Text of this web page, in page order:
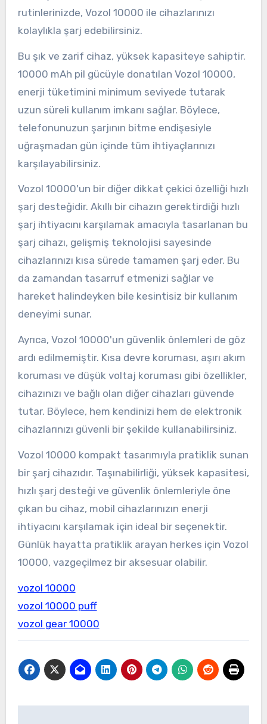
rutinlerinizde, Vozol 10000 ile cihazlarınızı
kolaylıkla şarj edebilirsiniz.
Bu şık ve zarif cihaz, yüksek kapasiteye sahiptir.
10000 mAh pil gücüyle donatılan Vozol 10000,
enerji tüketimini minimum seviyede tutarak
uzun süreli kullanım imkanı sağlar. Böylece,
telefonunuzun şarjının bitme endişesiyle
uğraşmadan gün içinde tüm ihtiyaçlarınızı
karşılayabilirsiniz.
Vozol 10000'un bir diğer dikkat çekici özelliği hızlı
şarj desteğidir. Akıllı bir cihazın gerektirdiği hızlı
şarj ihtiyacını karşılamak amacıyla tasarlanan bu
şarj cihazı, gelişmiş teknolojisi sayesinde
cihazlarınızı kısa sürede tamamen şarj eder. Bu
da zamandan tasarruf etmenizi sağlar ve
hareket halindeyken bile kesintisiz bir kullanım
deneyimi sunar.
Ayrıca, Vozol 10000'un güvenlik önlemleri de göz
ardı edilmemiştir. Kısa devre koruması, aşırı akım
koruması ve düşük voltaj koruması gibi özellikler,
cihazınızı ve bağlı olan diğer cihazları güvende
tutar. Böylece, hem kendinizi hem de elektronik
cihazlarınızı güvenli bir şekilde kullanabilirsiniz.
Vozol 10000 kompakt tasarımıyla pratiklik sunan
bir şarj cihazıdır. Taşınabilirliği, yüksek kapasitesi,
hızlı şarj desteği ve güvenlik önlemleriyle öne
çıkan bu cihaz, mobil cihazlarınızın enerji
ihtiyacını karşılamak için ideal bir seçenektir.
Günlük hayatta pratiklik arayan herkes için Vozol
10000, vazgeçilmez bir aksesuar olabilir.
vozol 10000
vozol 10000 puff
vozol gear 10000